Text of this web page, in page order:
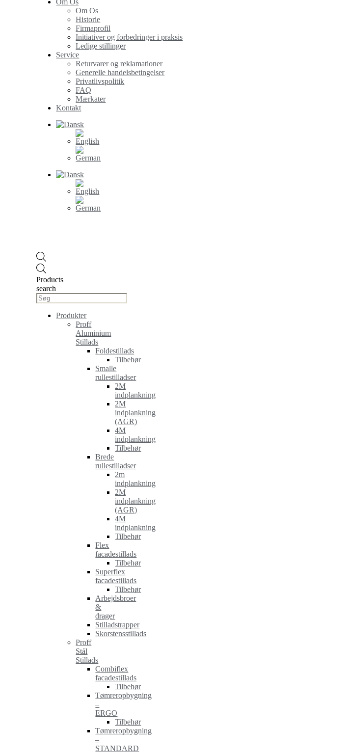
Om Os
Om Os
Historie
Firmaprofil
Initiativer og forbedringer i praksis
Ledige stillinger
Service
Returvarer og reklamationer
Generelle handelsbetingelser
Privatlivspolitik
FAQ
Mærkater
Kontakt
Products
search
Produkter
Proff
Aluminium
Stillads
Foldestillads
Tilbehør
Smalle
rullestilladser
2M
indplankning
2M
indplankning
(AGR)
4M
indplankning
Tilbehør
Brede
rullestilladser
2m
indplankning
2M
indplankning
(AGR)
4M
indplankning
Tilbehør
Flex
facadestillads
Tilbehør
Superflex
facadestillads
Tilbehør
Arbejdsbroer
&
drager
Stilladstrapper
Skorstensstillads
Proff
Stål
Stillads
Combiflex
facadestillads
Tilbehør
Tømreropbygning
–
ERGO
Tilbehør
Tømreropbygning
–
STANDARD